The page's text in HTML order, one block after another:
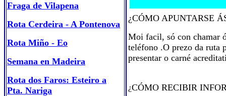
Fraga de Vilapena
Rota Cerdeira - A Pontenova
Rota Miño - Eo
Semana en Madeira
Rota dos Faros: Esteiro a
Pta. Nariga
¿CÓMO APUNTARSE
Moi facil, só con chamar
teléfono .O prezo da ruta
presentar o carné
¿CÓMO RECIBIR